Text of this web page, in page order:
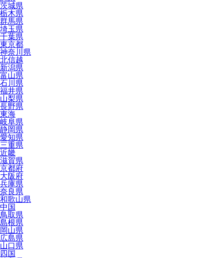
茨城県
栃木県
群馬県
埼玉県
千葉県
東京都
神奈川県
北信越
新潟県
富山県
石川県
福井県
山梨県
長野県
東海
岐阜県
静岡県
愛知県
三重県
近畿
滋賀県
京都府
大阪府
兵庫県
奈良県
和歌山県
中国
鳥取県
島根県
岡山県
広島県
山口県
四国